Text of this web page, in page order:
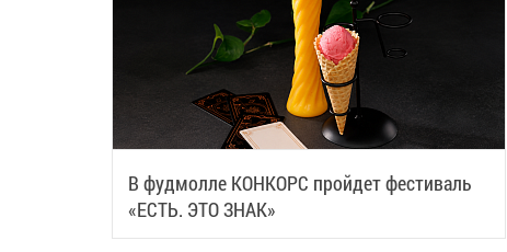
В фудмолле КОНКОРС пройдет фестиваль
«ЕСТЬ. ЭТО ЗНАК»